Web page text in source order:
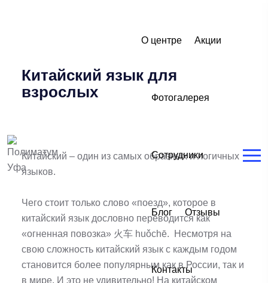
О центре Акции
Фотогалерея
Сотрудники
Блог Отзывы
Контакты
Китайский язык для
взрослых
Китайский – один из самых образных и логичных
языков.
Чего стоит только слово «поезд», которое в
китайский язык дословно переводится как
«огненная повозка» 火车 huǒchē. Несмотря на
свою сложность китайский язык с каждым годом
становится более популярным как в России, так и
в мире. И это не удивительно! На китайском